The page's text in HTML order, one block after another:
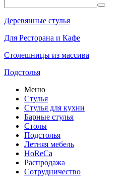
Деревянные стулья
Для Ресторана и Кафе
Столешницы из массива
Подстолья
Меню
Стулья
Стулья для кухни
Барные стулья
Столы
Подстолья
Летняя мебель
HoReCa
Распродажа
Сотрудничество